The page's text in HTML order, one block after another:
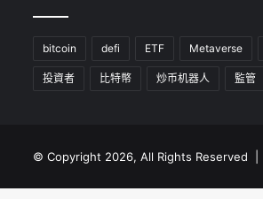
bitcoin defi ETF Metaverse
投資者 比特幣 炒币机器人 監管
© Copyright 2026, All Rights Reserved